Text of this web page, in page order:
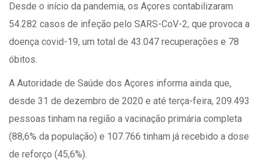
Desde o início da pandemia, os Açores contabilizaram
54.282 casos de infeção pelo SARS-CoV-2, que provoca a
doença covid-19, um total de 43.047 recuperações e 78
óbitos.
A Autoridade de Saúde dos Açores informa ainda que,
desde 31 de dezembro de 2020 e até terça-feira, 209.493
pessoas tinham na região a vacinação primária completa
(88,6% da população) e 107.766 tinham já recebido a dose
de reforço (45,6%).